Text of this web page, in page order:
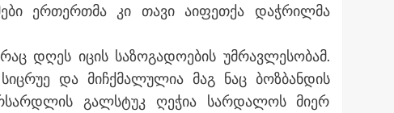
ერთერთმა კი თავი აიფეთქა დაჭრილმა
დღეს იცის საზოგადოების უმრავლესობამ.
და მიჩქმალულია მაგ ნაც ბოზბანდის
გალსტუკ ღეჭია სარდალოს მიერ